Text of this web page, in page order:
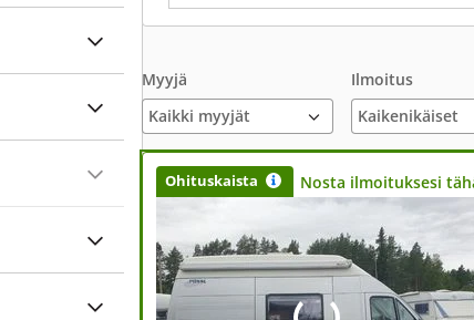
Myyjä
Kaikki myyjät
Ilmoitus
Ohituskaista Nosta ilmoituksesi